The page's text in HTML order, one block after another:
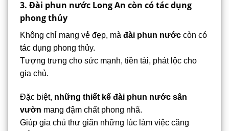
3. Đài phun nước Long An còn có tác dụng
phong thủy
Không chỉ mang vẻ đẹp, mà đài phun nước còn có
tác dụng phong thủy.
Tượng trưng cho sức mạnh, tiền tài, phát lộc cho
gia chủ.
Đặc biệt, những thiết kế đài phun nước sân
vườn mang đậm chất phong nhã.
Giúp gia chủ thư giãn những lúc làm việc căng